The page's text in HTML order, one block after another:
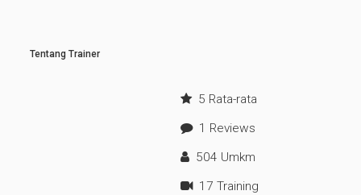
Tentang Trainer
5 Rata-rata
1 Reviews
504 Umkm
17 Training